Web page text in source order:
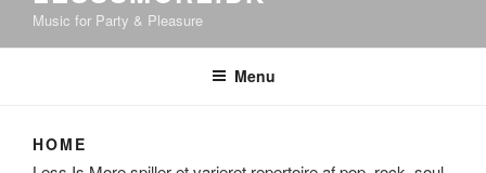
Music for Party & Pleasure
Menu
HOME